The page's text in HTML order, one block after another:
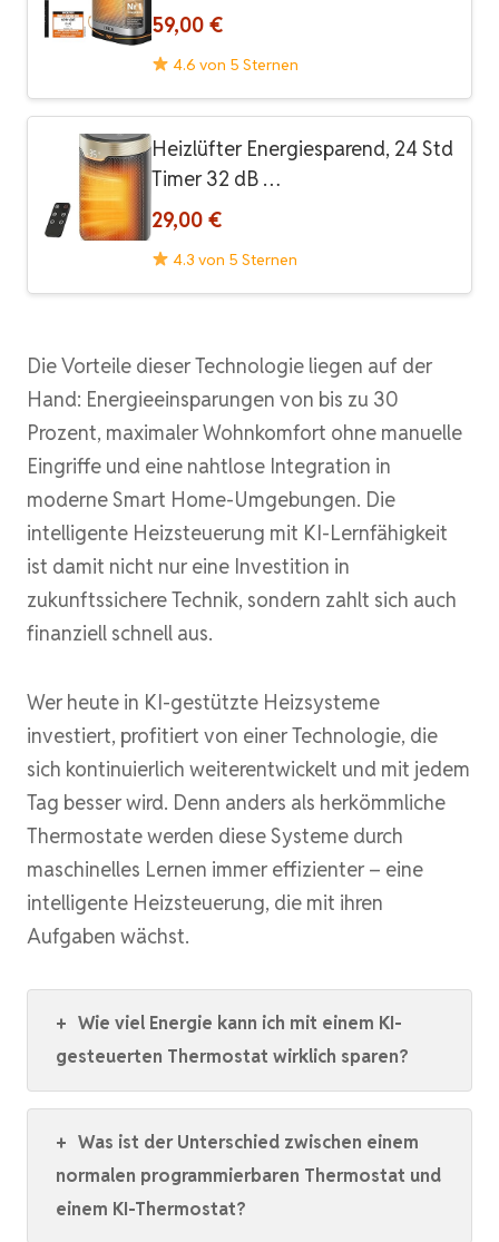
59,00 €
4.6 von 5 Sternen
Heizlüfter Energiesparend, 24 Std
Timer 32 dB …
29,00 €
4.3 von 5 Sternen
Die Vorteile dieser Technologie liegen auf der
Hand: Energieeinsparungen von bis zu 30
Prozent, maximaler Wohnkomfort ohne manuelle
Eingriffe und eine nahtlose Integration in
moderne Smart Home-Umgebungen. Die
intelligente Heizsteuerung mit KI-Lernfähigkeit
ist damit nicht nur eine Investition in
zukunftssichere Technik, sondern zahlt sich auch
finanziell schnell aus.
Wer heute in KI-gestützte Heizsysteme
investiert, profitiert von einer Technologie, die
sich kontinuierlich weiterentwickelt und mit jedem
Tag besser wird. Denn anders als herkömmliche
Thermostate werden diese Systeme durch
maschinelles Lernen immer effizienter – eine
intelligente Heizsteuerung, die mit ihren
Aufgaben wächst.
+ Wie viel Energie kann ich mit einem KI-
gesteuerten Thermostat wirklich sparen?
+ Was ist der Unterschied zwischen einem
normalen programmierbaren Thermostat und
einem KI-Thermostat?